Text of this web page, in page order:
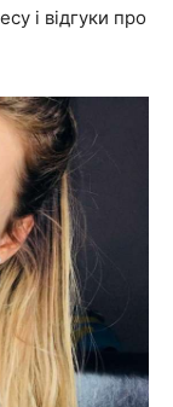
і відгуки про